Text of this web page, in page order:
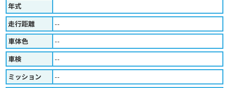
年式
走行距離
--
車体色
--
車検
--
ミッション
--